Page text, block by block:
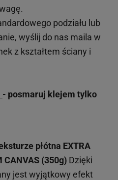
podziału lub
wyślij do nas maila w
z kształtem ściany i
- posmaruj klejem tylko
płótna EXTRA
CANVAS (350g) Dzięki
jest wyjątkowy efekt